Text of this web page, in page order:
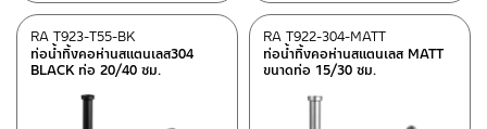
คอลเลคชั่น
ท่อน้ำทิ้งคอห่านสแตนเลส304
BLACK ท่อ 20/40 ซม.
RA T923-T55-BK
ท่อน้ำทิ้งคอห่านสแตนเลส MATT
ขนาดท่อ 15/30 ซม.
RA T922-304-MATT